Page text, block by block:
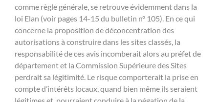
comme règle générale, se retrouve évidemment dans la
loi Elan (voir pages 14-15 du bulletin nº 105). En ce qui
concerne la proposition de déconcentration des
autorisations à construire dans les sites classés, la
responsabilité de ces avis incomberait alors au préfet de
département et la Commission Supérieure des Sites
perdrait sa légitimité. Le risque comporterait la prise en
compte d’intérêts locaux, quand bien même ils seraient
légitimes et, pourraient conduire à la négation de la